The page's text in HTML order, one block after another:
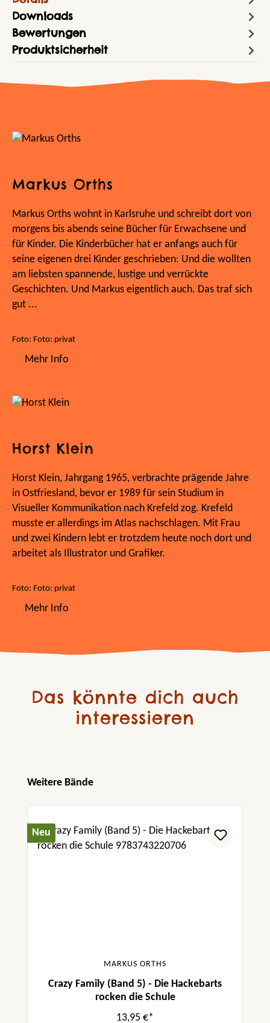
Downloads
Bewertungen
Produktsicherheit
Markus Orths
Markus Orths wohnt in Karlsruhe und schreibt dort von
morgens bis abends seine Bücher für Erwachsene und
für Kinder. Die Kinderbücher hat er anfangs auch für
seine eigenen drei Kinder geschrieben: Und die wollten
am liebsten spannende, lustige und verrückte
Geschichten. Und Markus eigentlich auch. Das traf sich
gut ...
Foto: Foto: privat
Mehr Info
Horst Klein
Horst Klein, Jahrgang 1965, verbrachte prägende Jahre
in Ostfriesland, bevor er 1989 für sein Studium in
Visueller Kommunikation nach Krefeld zog. Krefeld
musste er allerdings im Atlas nachschlagen. Mit Frau
und zwei Kindern lebt er trotzdem heute noch dort und
arbeitet als Illustrator und Grafiker.
Foto: Foto: privat
Mehr Info
Das könnte dich auch
interessieren
Produktgalerie überspringen
Weitere Bände
Neu
MARKUS ORTHS
Crazy Family (Band 5) - Die Hackebarts
rocken die Schule
13,95 €*